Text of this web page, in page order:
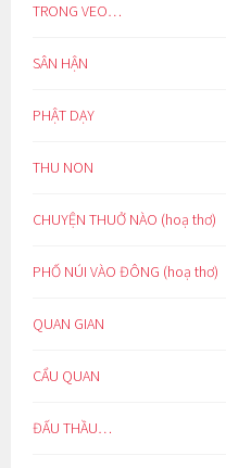
TRONG VEO…
SÂN HẬN
PHẬT DẠY
THU NON
CHUYỆN THUỞ NÀO (hoạ thơ)
PHỐ NÚI VÀO ĐÔNG (hoạ thơ)
QUAN GIAN
CẨU QUAN
ĐẤU THẦU…